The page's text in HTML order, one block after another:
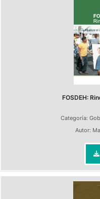
FOSDEH:
Categoría:
Autor: